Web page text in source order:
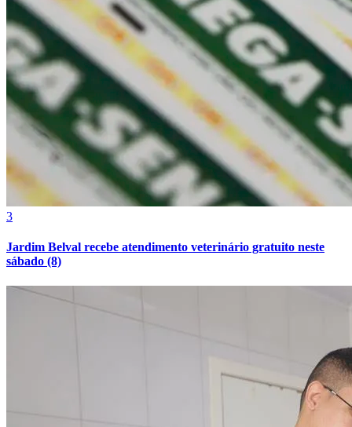
Cruzeiro
3
Jardim Belval recebe atendimento veterinário gratuito neste
sábado (8)